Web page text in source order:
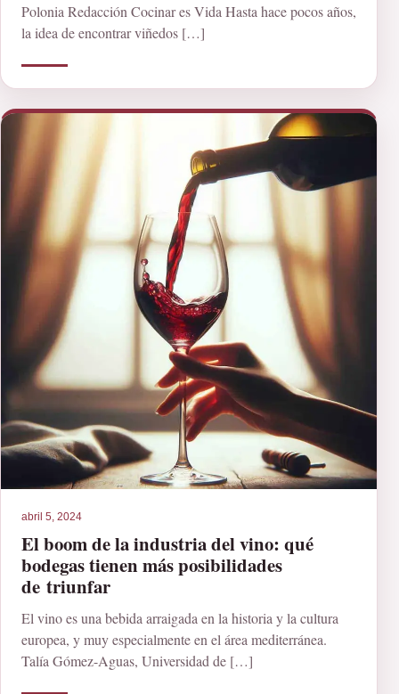
Polonia Redacción Cocinar es Vida Hasta hace pocos años,
la idea de encontrar viñedos […]
abril 5, 2024
El boom de la industria del vino: qué
bodegas tienen más posibilidades
de triunfar
El vino es una bebida arraigada en la historia y la cultura
europea, y muy especialmente en el área mediterránea.
Talía Gómez-Aguas, Universidad de […]